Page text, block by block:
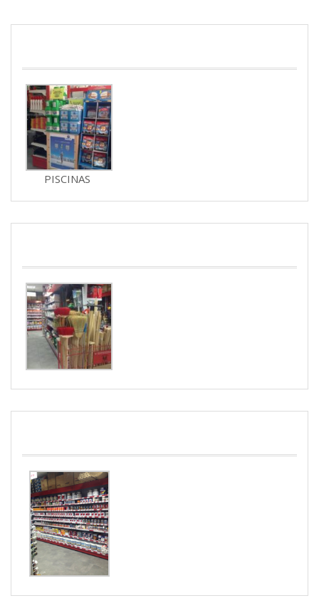
PISCINAS